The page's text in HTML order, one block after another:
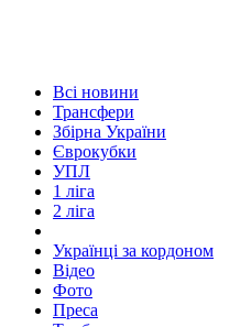
Всі новини
Трансфери
Збірна України
Єврокубки
УПЛ
1 ліга
2 ліга
Українці за кордоном
Відео
Фото
Преса